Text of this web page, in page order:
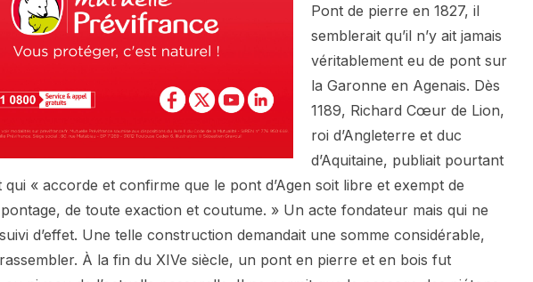
Pont de pierre en 1827, il
semblerait qu’il n’y ait jamais
véritablement eu de pont sur
la Garonne en Agenais. Dès
1189, Richard Cœur de Lion,
roi d’Angleterre et duc
d’Aquitaine, publiait pourtant
qui « accorde et confirme que le pont d’Agen soit libre et exempt de
de toute exaction et coutume. » Un acte fondateur mais qui ne
d’effet. Une telle construction demandait une somme considérable,
À la fin du XIVe siècle, un pont en pierre et en bois fut